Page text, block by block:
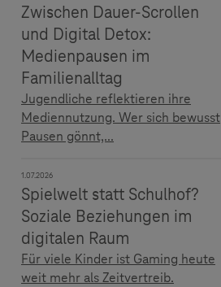
Zwischen Dauer-Scrollen
und Digital Detox:
Medienpausen im
Familienalltag
Jugendliche reflektieren ihre
Mediennutzung. Wer sich bewusst
Pausen gönnt,...
1.07.2026
Spielwelt statt Schulhof?
Soziale Beziehungen im
digitalen Raum
Für viele Kinder ist Gaming heute
weit mehr als Zeitvertreib.